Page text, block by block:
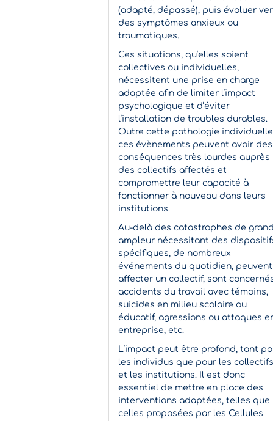
(adapté, dépassé), puis évoluer
des symptômes anxieux ou
traumatiques.
Ces situations, qu’elles soient
collectives ou individuelles,
nécessitent une prise en charge
adaptée afin de limiter l’impact
psychologique et d’éviter
l’installation de troubles durables.
Outre cette pathologie
ces évènements peuvent avoir des
conséquences très lourdes auprès
des collectifs affectés et
compromettre leur capacité à
fonctionner à nouveau dans leurs
institutions.
Au-delà des catastrophes de
ampleur nécessitant des
spécifiques, de nombreux
événements du quotidien, peuvent
affecter un collectif, sont
accidents du travail avec témoins,
suicides en milieu scolaire ou
éducatif, agressions ou attaques
entreprise, etc.
L’impact peut être profond, tant
les individus que pour les collectifs
et les institutions. Il est donc
essentiel de mettre en place des
interventions adaptées, telles que
celles proposées par les Cellules